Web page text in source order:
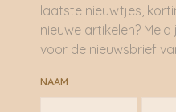
laatste nieuwtjes,
nieuwe artikelen?
voor de nieuwsbrief
NAAM